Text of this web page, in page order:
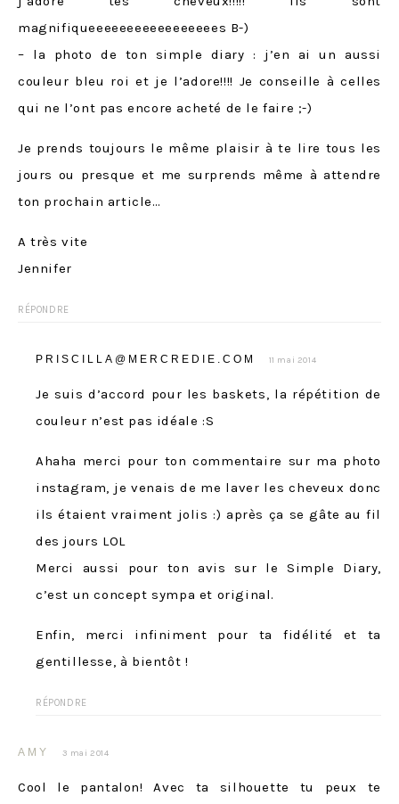
magnifiqueeeeeeeeeeeeeeeees B-)
– la photo de ton simple diary : j’en ai un aussi
couleur bleu roi et je l’adore!!!! Je conseille à celles
qui ne l’ont pas encore acheté de le faire ;-)
Je prends toujours le même plaisir à te lire tous les
jours ou presque et me surprends même à attendre
ton prochain article…
A très vite
Jennifer
RÉPONDRE
PRISCILLA@MERCREDIE.COM 11 mai 2014
Je suis d’accord pour les baskets, la répétition de
couleur n’est pas idéale :S
Ahaha merci pour ton commentaire sur ma photo
instagram, je venais de me laver les cheveux donc
ils étaient vraiment jolis :) après ça se gâte au fil
des jours LOL
Merci aussi pour ton avis sur le Simple Diary,
c’est un concept sympa et original.
Enfin, merci infiniment pour ta fidélité et ta
gentillesse, à bientôt !
RÉPONDRE
AMY 3 mai 2014
Cool le pantalon! Avec ta silhouette tu peux te